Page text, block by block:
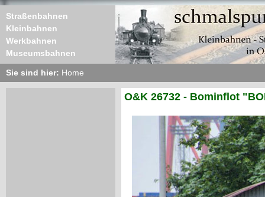
Straßenbahnen
Kleinbahnen
Werkbahnen
Museumsbahnen
Sie sind hier: Home
O&K 26732 - Bominflot